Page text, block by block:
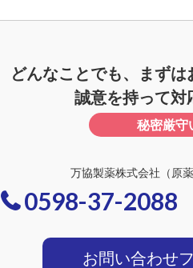
どんなことでも、
まず
誠意を持って対
秘密厳守
万協製薬株式会社 （原
0598-37-2088
お問い合わせ